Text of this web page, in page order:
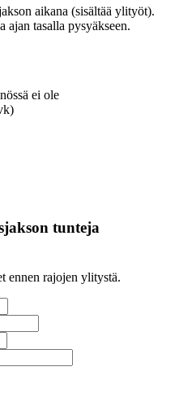
aikana (sisältää ylityöt).
ajan tasalla pysyäkseen.
ei ole
tunteja
ennen rajojen ylitystä.